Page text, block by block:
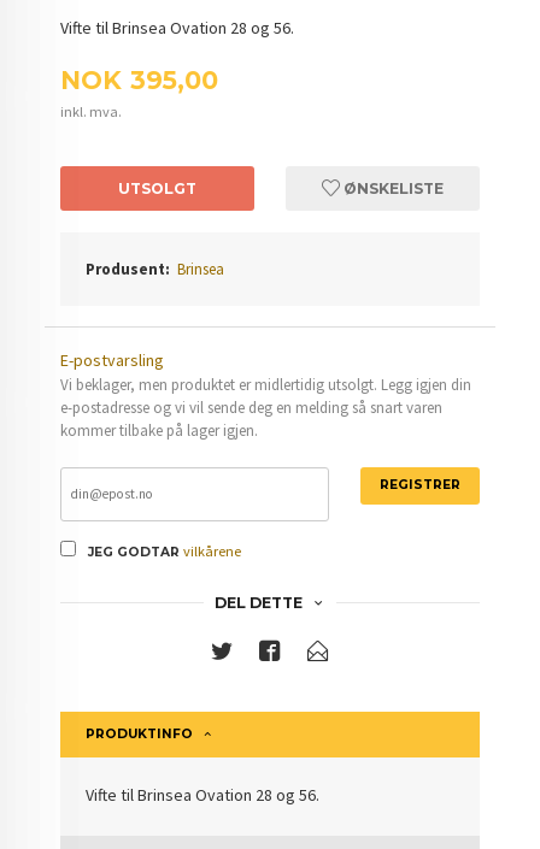
Vifte til Brinsea Ovation 28 og 56.
Pris
NOK 395,00
inkl. mva.
UTSOLGT ØNSKELISTE
Produsent: Brinsea
E-postvarsling
Vi beklager, men produktet er midlertidig utsolgt. Legg igjen din
e-postadresse og vi vil sende deg en melding så snart varen
kommer tilbake på lager igjen.
JEG GODTAR vilkårene
REGISTRER
DEL DETTE
PRODUKTINFO
Vifte til Brinsea Ovation 28 og 56.